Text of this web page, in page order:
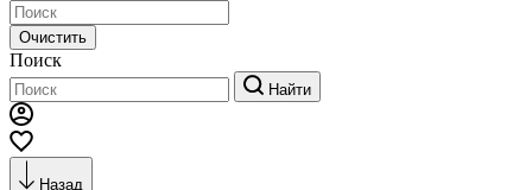
Очистить
Поиск
Найти
Назад